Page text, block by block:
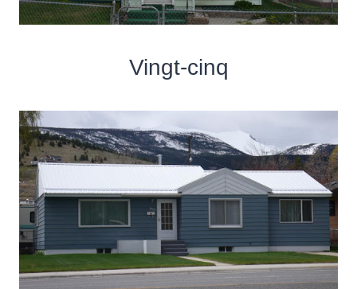
Vingt-cinq